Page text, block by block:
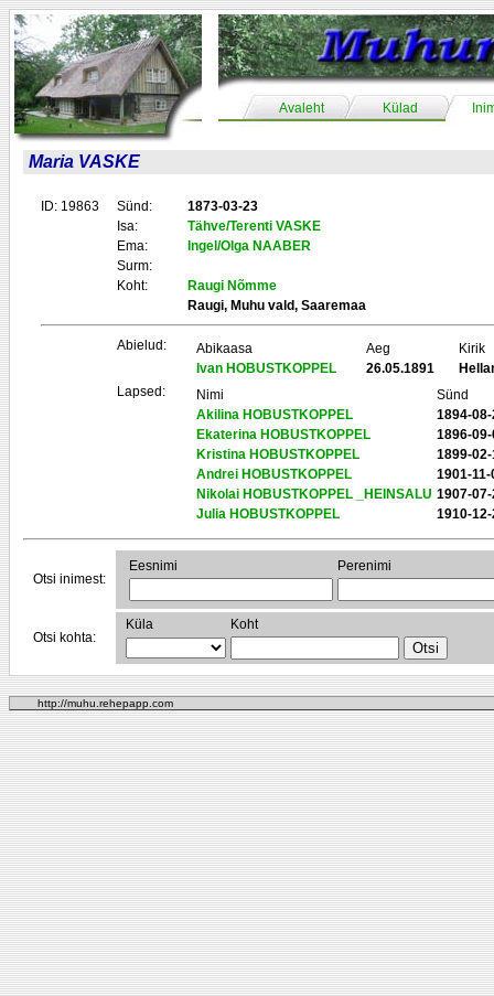
Avaleht Külad
Maria VASKE
ID: 19863 Sünd:
1873-03-23
Isa:
Tähve/Terenti VASKE
Ema:
Ingel/Olga NAABER
Surm:
Koht:
Raugi Nõmme
Raugi, Muhu vald, Saaremaa
Abielud: Abikaasa Aeg
Kirik
Ivan HOBUSTKOPPEL
26.05.1891
Lapsed:
Nimi
Sünd
Akilina HOBUSTKOPPEL
1894-
Ekaterina HOBUSTKOPPEL
1896-
Kristina HOBUSTKOPPEL
1899-
Andrei HOBUSTKOPPEL
1901-11-
Nikolai HOBUSTKOPPEL _HEINSALU 1907-
Julia HOBUSTKOPPEL
1910-
Otsi inimest:
Eesnimi Perenimi
Otsi kohta:
Küla Koht
http://muhu.rehepapp.com